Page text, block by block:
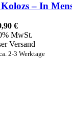
– In
€Preisspanne:
9,00 €
bis
9,90 €
MwSt.
Versand
2-3 Werktage